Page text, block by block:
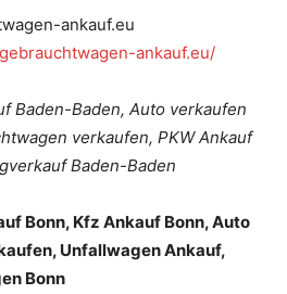
ankauf.eu
ankauf.eu/
Baden-Baden, Auto verkaufen
verkaufen, PKW Ankauf
Baden-Baden
Bonn, Kfz Ankauf Bonn, Auto
Unfallwagen Ankauf,
Bonn